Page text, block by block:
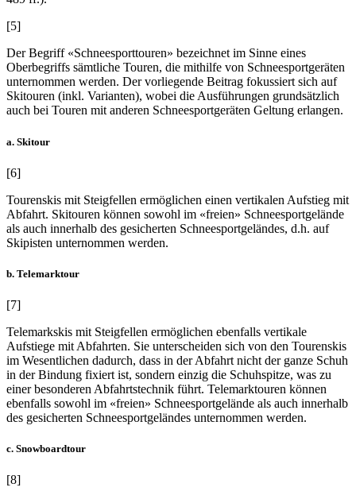
[5]
Der Begriff «Schneesporttouren» bezeichnet im Sinne eines
Oberbegriffs sämtliche Touren, die mithilfe von Schneesportgeräten
unternommen werden. Der vorliegende Beitrag fokussiert sich auf
Skitouren (inkl. Varianten), wobei die Ausführungen grundsätzlich
auch bei Touren mit anderen Schneesportgeräten Geltung erlangen.
a. Skitour
[6]
Tourenskis mit Steigfellen ermöglichen einen vertikalen Aufstieg mit
Abfahrt. Skitouren können sowohl im «freien» Schneesportgelände
als auch innerhalb des gesicherten Schneesportgeländes, d.h. auf
Skipisten unternommen werden.
b. Telemarktour
[7]
Telemarkskis mit Steigfellen ermöglichen ebenfalls vertikale
Aufstiege mit Abfahrten. Sie unterscheiden sich von den Tourenskis
im Wesentlichen dadurch, dass in der Abfahrt nicht der ganze Schuh
in der Bindung fixiert ist, sondern einzig die Schuhspitze, was zu
einer besonderen Abfahrtstechnik führt. Telemarktouren können
ebenfalls sowohl im «freien» Schneesportgelände als auch innerhalb
des gesicherten Schneesportgeländes unternommen werden.
c. Snowboardtour
[8]